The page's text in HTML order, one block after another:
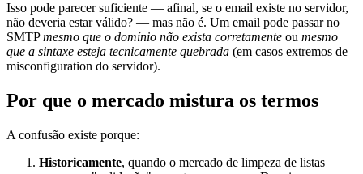
Isso pode parecer suficiente — afinal, se o email existe no servidor,
não deveria estar válido? — mas não é. Um email pode passar no
SMTPmesmo que o domínio não exista corretamente ou mesmo
que a sintaxe esteja tecnicamente quebrada (em casos extremos de
misconfiguration do servidor).
Por que o mercado mistura os termos
A confusão existe porque:
Historicamente, quando o mercado de limpeza de listas